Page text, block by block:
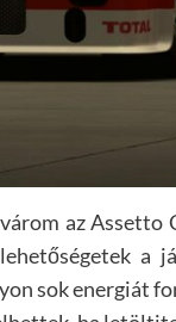
az
a
sok energiát